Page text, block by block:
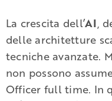
La crescita dell’AI,
delle architetture
tecniche avanzate.
non possono
Officer full time. In